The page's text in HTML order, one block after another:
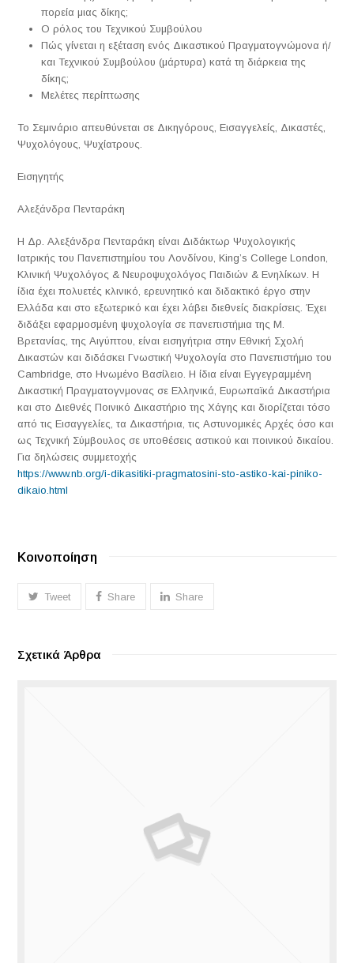
πορεία μιας δίκης;
Ο ρόλος του Τεχνικού Συμβούλου
Πώς γίνεται η εξέταση ενός Δικαστικού Πραγματογνώμονα ή/
και Τεχνικού Συμβούλου (μάρτυρα) κατά τη διάρκεια της
δίκης;
Μελέτες περίπτωσης
Το Σεμινάριο απευθύνεται σε Δικηγόρους, Εισαγγελείς, Δικαστές,
Ψυχολόγους, Ψυχίατρους.
Εισηγητής
Αλεξάνδρα Πενταράκη
Η Δρ. Αλεξάνδρα Πενταράκη είναι Διδάκτωρ Ψυχολογικής
Ιατρικής του Πανεπιστημίου του Λονδίνου, King’s College London,
Κλινική Ψυχολόγος & Νευροψυχολόγος Παιδιών & Ενηλίκων. Η
ίδια έχει πολυετές κλινικό, ερευνητικό και διδακτικό έργο στην
Ελλάδα και στο εξωτερικό και έχει λάβει διεθνείς διακρίσεις. Έχει
διδάξει εφαρμοσμένη ψυχολογία σε πανεπιστήμια της Μ.
Βρετανίας, της Αιγύπτου, είναι εισηγήτρια στην Εθνική Σχολή
Δικαστών και διδάσκει Γνωστική Ψυχολογία στο Πανεπιστήμιο του
Cambridge, στο Ηνωμένο Βασίλειο. Η ίδια είναι Εγγεγραμμένη
Δικαστική Πραγματογνμονας σε Ελληνικά, Ευρωπαϊκά Δικαστήρια
και στο Διεθνές Ποινικό Δικαστήριο της Χάγης και διορίζεται τόσο
από τις Εισαγγελίες, τα Δικαστήρια, τις Αστυνομικές Αρχές όσο και
ως Τεχνική Σύμβουλος σε υποθέσεις αστικού και ποινικού δικαίου.
Για δηλώσεις συμμετοχής
https://www.nb.org/i-dikasitiki-pragmatosini-sto-astiko-kai-piniko-
dikaio.html
Κοινοποίηση
Tweet Share Share
Σχετικά Άρθρα